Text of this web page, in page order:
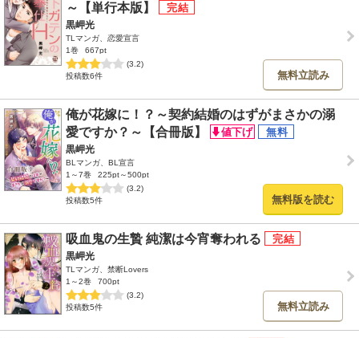
～【単行本版】
黒岬光
TLマンガ、恋愛宣言
1巻
667pt
(3.2)
投稿数6件
無料立読み
俺が花嫁に！？～契約結婚のはずがまさかの溺
愛ですか？～【合冊版】
黒岬光
BLマンガ、BL宣言
1～7巻
225pt～500pt
(3.2)
投稿数5件
無料版を読む
吸血鬼の生贄 純潔は今宵奪われる
黒岬光
TLマンガ、禁断Lovers
1～2巻
700pt
(3.2)
投稿数5件
無料立読み